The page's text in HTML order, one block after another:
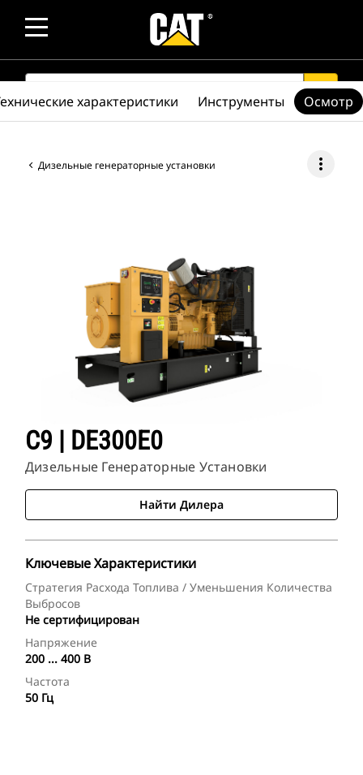
SEARCH search
Дизельные генераторные установки more_vert
C9 | DE300E0
Дизельные Генераторные Установки
Найти Дилера
Ключевые Характеристики
Стратегия Расхода Топлива / Уменьшения Количества
Выбросов
Не сертифицирован
Напряжение
200 ... 400 В
Частота
50 Гц
характеристики Инструменты Осмотр